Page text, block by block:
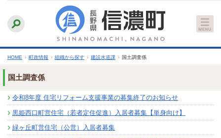
文
へ
ふりがなをつける
文字サイズ
縮小 標準 拡大
HOME › 町政情報 › 組織から探す › 建設水道課 › 国土調査係
国土調査係
令和8年度 住宅リフォーム支援事業の募集終了のお知らせ
黒姫西口町営住宅（若者定住促進）入居者募集【単身向け】
緑ヶ丘町営住宅（公営）入居者募集